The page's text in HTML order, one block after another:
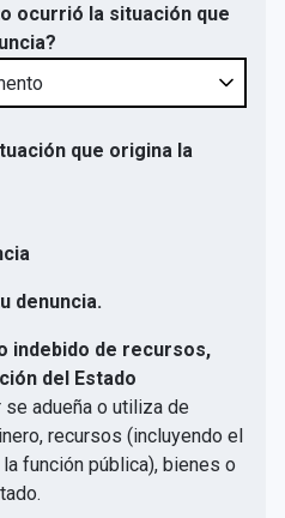
ocurrió la situación que
que origina la
denuncia.
indebido de recursos,
del Estado
adueña o utiliza de
recursos (incluyendo el
función pública), bienes o